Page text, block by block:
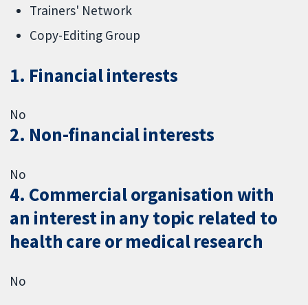
Trainers' Network
Copy-Editing Group
1. Financial interests
No
2. Non-financial interests
No
4. Commercial organisation with
an interest in any topic related to
health care or medical research
No